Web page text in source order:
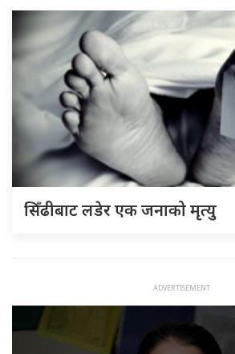
सिँढीबाट लडेर एक जनाको मृत्यु